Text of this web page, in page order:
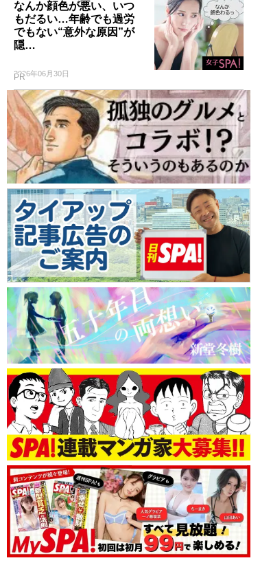
なんか顔色が悪い、いつ
もだるい…年齢でも過労
でもない“意外な原因”が
隠…
2026年06月30日
PR